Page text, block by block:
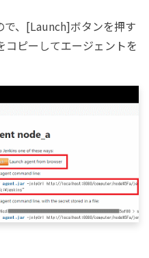
、[Launch]ボタンを押す
ピーしてエージェントを